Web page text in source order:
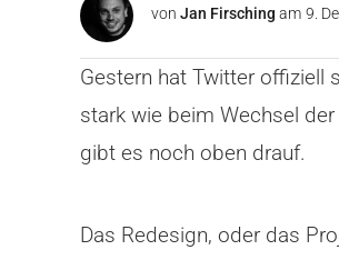
von Jan Firsching am 9.
Gestern hat Twitter offiziell
stark wie beim Wechsel
gibt es noch oben drauf.
Das Redesign, oder das